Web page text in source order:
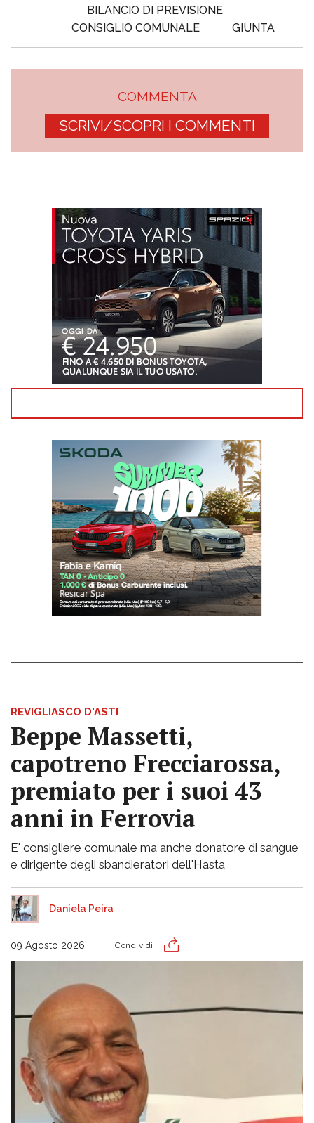
BILANCIO DI PREVISIONE
CONSIGLIO COMUNALE
GIUNTA
COMMENTA
SCRIVI/SCOPRI I COMMENTI
REVIGLIASCO D'ASTI
Beppe Massetti,
capotreno Frecciarossa,
premiato per i suoi 43
anni in Ferrovia
E' consigliere comunale ma anche donatore di sangue
e dirigente degli sbandieratori dell'Hasta
Daniela Peira
09 Agosto 2026 Condividi